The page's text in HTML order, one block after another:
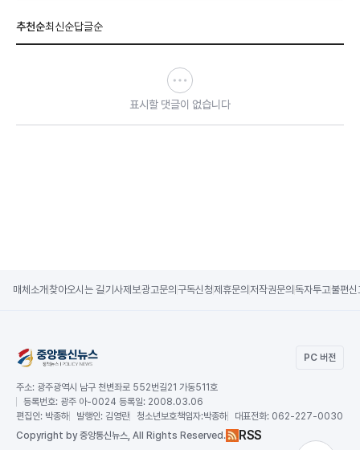
추천순최신순답글순
표시할 댓글이 없습니다
매체소개 찾아오시는 길기사제보광고문의 구독신청제휴문의 저작권문의 독자투고불편신
PC 버전
주소: 광주광역시 남구 천변좌로 552번길21 가동511호
등록번호: 광주 아-0024 등록일: 2008.03.06
편집인: 박종하 발행인: 김영란 청소년보호책임자:박종하 대표전화: 062-227-0030
Copyright by 중앙통신뉴스, All Rights Reserved. RSS